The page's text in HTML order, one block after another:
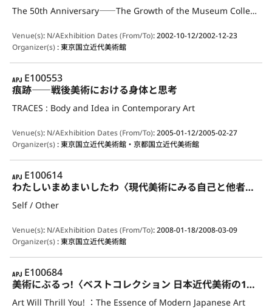
The 50th Anniversary――The Growth of the Museum Collection 1952-2002
Venue(s): N/AExhibition Dates (From/To):2002-10-12/2002-12-23
Organizer(s):東京国立近代美術館
APJ
E100553
痕跡――戦後美術における身体と思考
TRACES : Body and Idea in Contemporary Art
Venue(s): N/AExhibition Dates (From/To):2005-01-12/2005-02-27
Organizer(s):東京国立近代美術館・京都国立近代美術館
APJ
E100614
わたしいまめまいしたわ〈現代美術にみる自己と他者〉Self／Other
Self / Other
Venue(s): N/AExhibition Dates (From/To):2008-01-18/2008-03-09
Organizer(s):東京国立近代美術館
APJ
E100684
美術にぶるっ!〈ベストコレクション 日本近代美術の100年〉
Art Will Thrill You! ：The Essence of Modern Japanese Art